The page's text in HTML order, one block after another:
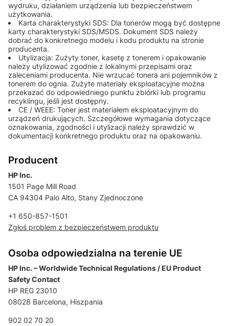
wydruku, działaniem urządzenia lub bezpieczeństwem
użytkowania.
Karta charakterystyki SDS: Dla tonerów mogą być dostępne
karty charakterystyki SDS/MSDS. Dokument SDS należy
dobrać do konkretnego modelu i kodu produktu na stronie
producenta.
Utylizacja: Zużyty toner, kasetę z tonerem i opakowanie
należy utylizować zgodnie z lokalnymi przepisami oraz
zaleceniami producenta. Nie wrzucać tonera ani pojemników z
tonerem do ognia. Zużyte materiały eksploatacyjne można
przekazać do odpowiedniego punktu zbiórki lub programu
recyklingu, jeśli jest dostępny.
CE / WEEE: Toner jest materiałem eksploatacyjnym do
urządzeń drukujących. Szczegółowe wymagania dotyczące
oznakowania, zgodności i utylizacji należy sprawdzić w
dokumentacji konkretnego produktu oraz na opakowaniu.
Producent
HP Inc.
1501 Page Mill Road
CA 94304 Palo Alto, Stany Zjednoczone
+1 650-857-1501
Zgłoś problem z bezpieczeństwem produktu
Osoba odpowiedzialna na terenie UE
HP Inc. – Worldwide Technical Regulations / EU Product
Safety Contact
HP REG 23010
08028 Barcelona, Hiszpania
902 02 70 20